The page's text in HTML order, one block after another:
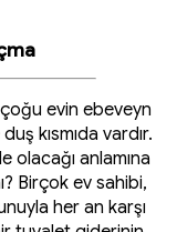
evin ebeveyn
kısmıda vardır.
olacağı anlamına
Birçok ev sahibi,
her an karşı